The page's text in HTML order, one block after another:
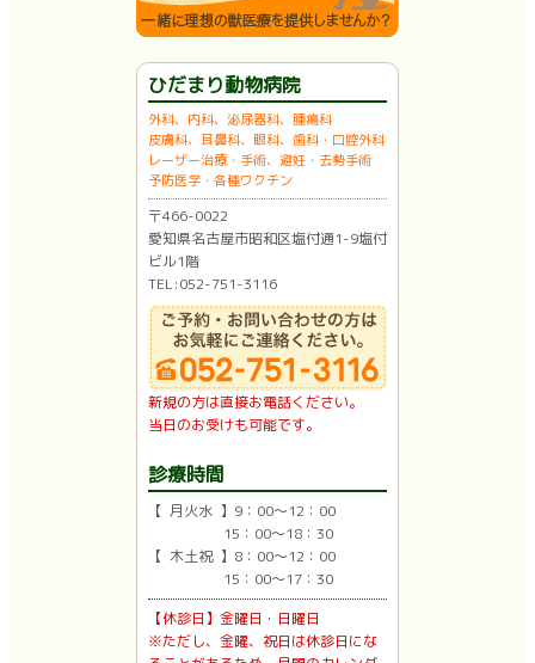
ひだまり動物病院
外科、内科、泌尿器科、腫瘍科
皮膚科、耳鼻科、眼科、歯科・口腔外科
レーザー治療・手術、避妊・去勢手術
予防医学・各種ワクチン
〒466-0022
愛知県名古屋市昭和区塩付通1-9塩付
ビル1階
TEL:052-751-3116
新規の方は直接お電話ください。
当日のお受けも可能です。
診療時間
【 月火水 】9：00〜12：00
15：00〜18：30
【 木土祝 】8：00〜12：00
15：00〜17：30
【休診日】金曜日・日曜日
※ただし、金曜、祝日は休診日にな